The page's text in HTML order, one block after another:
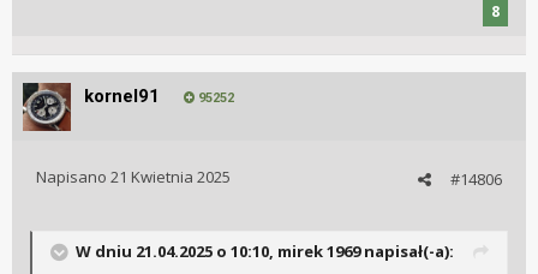
8
kornel91 95252
#14806
Napisano 21 Kwietnia 2025
W dniu 21.04.2025 o 10:10, mirek 1969napisał(-a):